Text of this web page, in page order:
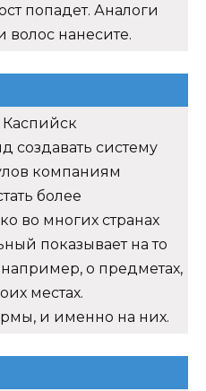
попадет. Аналоги
нанесите.
создавать систему
компаниям
более
во многих странах
показывает на то
о предметах,
местах.
и именно на них.